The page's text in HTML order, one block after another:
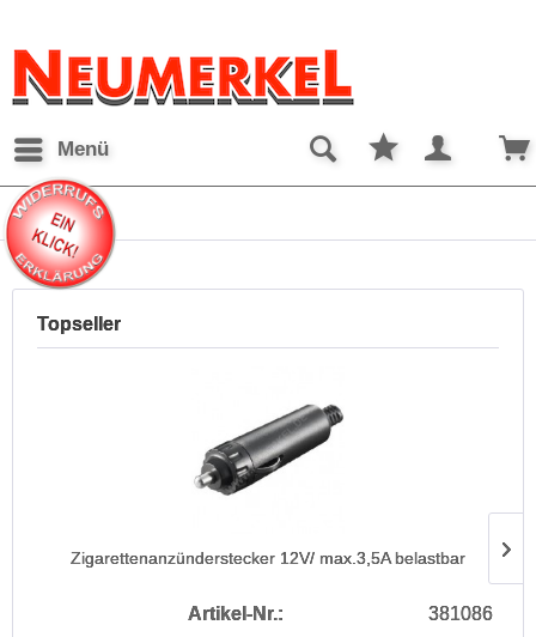
Menü
Kfz
Topseller
Zigarettenanzünderstecker 12V/ max.3,5A belastbar
Artikel-Nr.: 381086